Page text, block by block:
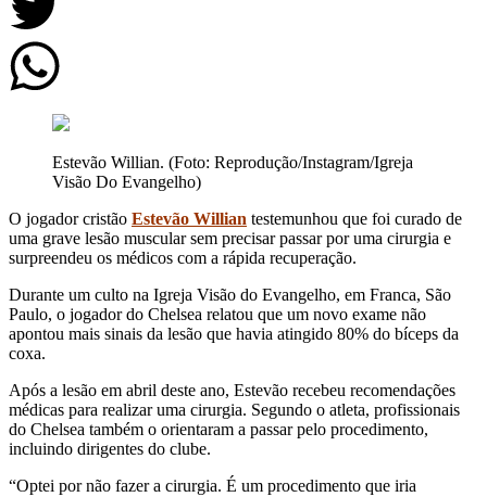
Estevão Willian. (Foto: Reprodução/Instagram/Igreja
Visão Do Evangelho)
O jogador cristão Estevão Willian testemunhou que foi curado de
uma grave lesão muscular sem precisar passar por uma cirurgia e
surpreendeu os médicos com a rápida recuperação.
Durante um culto na Igreja Visão do Evangelho, em Franca, São
Paulo, o jogador do Chelsea relatou que um novo exame não
apontou mais sinais da lesão que havia atingido 80% do bíceps da
coxa.
Após a lesão em abril deste ano, Estevão recebeu recomendações
médicas para realizar uma cirurgia. Segundo o atleta, profissionais
do Chelsea também o orientaram a passar pelo procedimento,
incluindo dirigentes do clube.
“Optei por não fazer a cirurgia. É um procedimento que iria